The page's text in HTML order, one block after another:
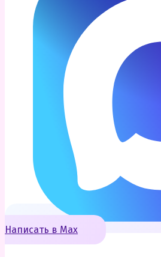
Написать в Max